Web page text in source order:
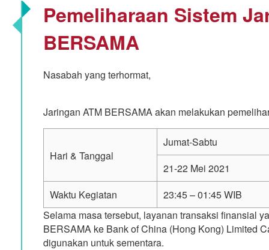
Pemeliharaan Sistem
BERSAMA
Nasabah yang terhormat,
Jaringan ATM BERSAMA akan melakukan
Hari & Tanggal
Jumat-Sabtu
21-22 Mei 2021
Waktu Kegiatan
23:45 – 01:45 WIB
Selama masa tersebut, layanan transaksi finansial
BERSAMA ke Bank of China (Hong Kong) Limited
digunakan untuk sementara.